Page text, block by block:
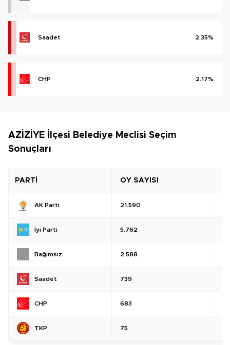
Saadet 2.35%
CHP 2.17%
AZİZİYE İlçesi Belediye Meclisi Seçim
Sonuçları
PARTİ OY SAYISI
AK Parti 21.590
İyi Parti 5.762
Bağımsız 2.588
Saadet 739
CHP 683
TKP 75